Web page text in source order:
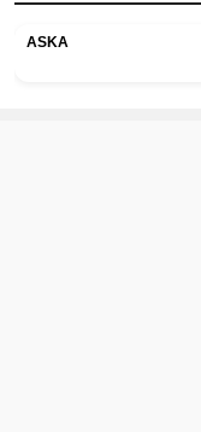
ASKA